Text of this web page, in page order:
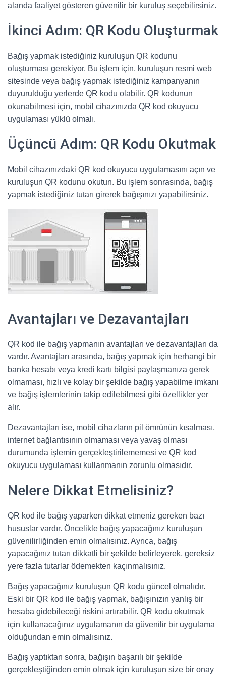
alanda faaliyet gösteren güvenilir bir kuruluş seçebilirsiniz.
İkinci Adım: QR Kodu Oluşturmak
Bağış yapmak istediğiniz kuruluşun QR kodunu
oluşturması gerekiyor. Bu işlem için, kuruluşun resmi web
sitesinde veya bağış yapmak istediğiniz kampanyanın
duyurulduğu yerlerde QR kodu olabilir. QR kodunun
okunabilmesi için, mobil cihazınızda QR kod okuyucu
uygulaması yüklü olmalı.
Üçüncü Adım: QR Kodu Okutmak
Mobil cihazınızdaki QR kod okuyucu uygulamasını açın ve
kuruluşun QR kodunu okutun. Bu işlem sonrasında, bağış
yapmak istediğiniz tutarı girerek bağışınızı yapabilirsiniz.
Avantajları ve Dezavantajları
QR kod ile bağış yapmanın avantajları ve dezavantajları da
vardır. Avantajları arasında, bağış yapmak için herhangi bir
banka hesabı veya kredi kartı bilgisi paylaşmanıza gerek
olmaması, hızlı ve kolay bir şekilde bağış yapabilme imkanı
ve bağış işlemlerinin takip edilebilmesi gibi özellikler yer
alır.
Dezavantajları ise, mobil cihazların pil ömrünün kısalması,
internet bağlantısının olmaması veya yavaş olması
durumunda işlemin gerçekleştirilememesi ve QR kod
okuyucu uygulaması kullanmanın zorunlu olmasıdır.
Nelere Dikkat Etmelisiniz?
QR kod ile bağış yaparken dikkat etmeniz gereken bazı
hususlar vardır. Öncelikle bağış yapacağınız kuruluşun
güvenilirliğinden emin olmalısınız. Ayrıca, bağış
yapacağınız tutarı dikkatli bir şekilde belirleyerek, gereksiz
yere fazla tutarlar ödemekten kaçınmalısınız.
Bağış yapacağınız kuruluşun QR kodu güncel olmalıdır.
Eski bir QR kod ile bağış yapmak, bağışınızın yanlış bir
hesaba gidebileceği riskini artırabilir. QR kodu okutmak
için kullanacağınız uygulamanın da güvenilir bir uygulama
olduğundan emin olmalısınız.
Bağış yaptıktan sonra, bağışın başarılı bir şekilde
gerçekleştiğinden emin olmak için kuruluşun size bir onay